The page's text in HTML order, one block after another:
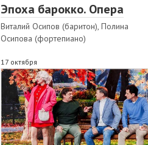
Эпоха барокко. Опера
Виталий Осипов (баритон), Полина
Осипова (фортепиано)
17 октября